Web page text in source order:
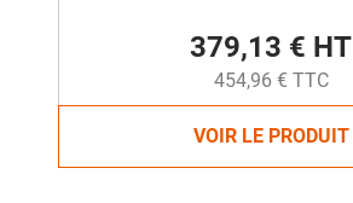
379,13 € HT
454,96 € TTC
VOIR LE PRODUIT